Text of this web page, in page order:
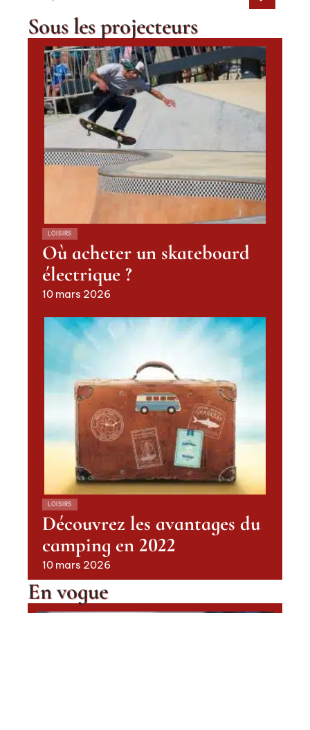
Sous les projecteurs
LOISIRS
Où acheter un skateboard
électrique ?
10 mars 2026
LOISIRS
Découvrez les avantages du
camping en 2022
10 mars 2026
En vogue